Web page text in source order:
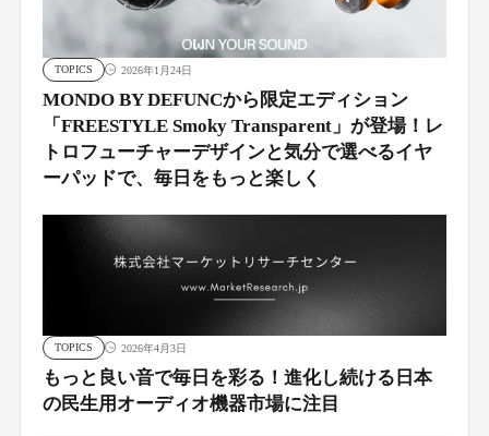
TOPICS 2026年1月24日
MONDO BY DEFUNCから限定エディション
「FREESTYLE Smoky Transparent」が登場！レ
トロフューチャーデザインと気分で選べるイヤ
ーパッドで、毎日をもっと楽しく
TOPICS 2026年4月3日
もっと良い音で毎日を彩る！進化し続ける日本
の民生用オーディオ機器市場に注目